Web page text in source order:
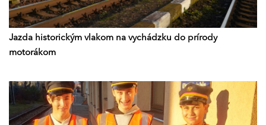
Jazda historickým vlakom na vychádzku do prírody
motorákom